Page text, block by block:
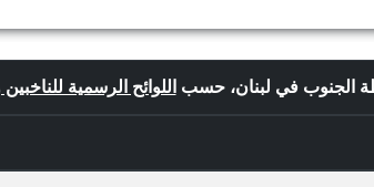
الجنوب في لبنان، حسب اللوائح الرسمية